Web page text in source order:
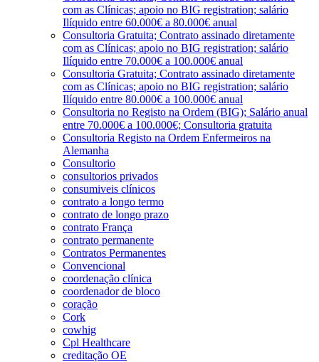
com as Clínicas; apoio no BIG registration; salário
Ilíquido entre 60.000€ a 80.000€ anual
Consultoria Gratuita; Contrato assinado diretamente
com as Clínicas; apoio no BIG registration; salário
Ilíquido entre 70.000€ a 100.000€ anual
Consultoria Gratuita; Contrato assinado diretamente
com as Clínicas; apoio no BIG registration; salário
Ilíquido entre 80.000€ a 100.000€ anual
Consultoria no Registo na Ordem (BIG); Salário anual
entre 70.000€ a 100.000€; Consultoria gratuita
Consultoria Registo na Ordem Enfermeiros na
Alemanha
Consultorio
consultorios privados
consumiveis clínicos
contrato a longo termo
contrato de longo prazo
contrato França
contrato permanente
Contratos Permanentes
Convencional
coordenação clínica
coordenador de bloco
coração
Cork
cowhig
Cpl Healthcare
creditação OE